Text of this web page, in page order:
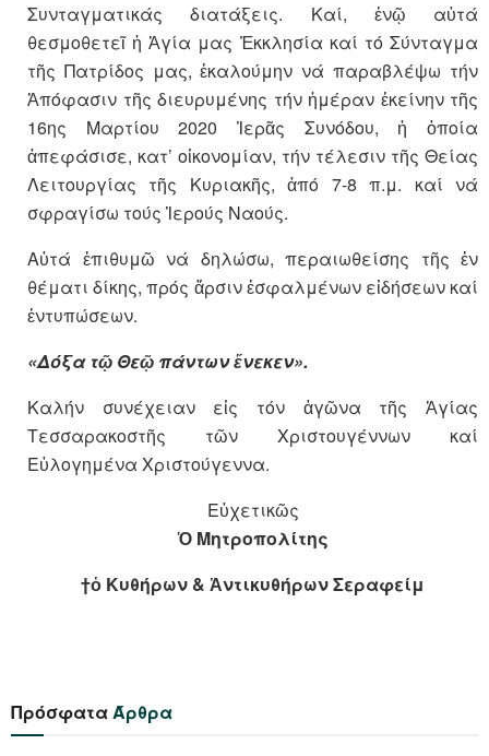
Συνταγματικάς διατάξεις. Καί, ἐνῷ αὐτά
θεσμοθετεῖ ἡ Ἁγία μας Ἐκκλησία καί τό Σύνταγμα
τῆς Πατρίδος μας, ἐκαλούμην νά παραβλέψω τήν
Ἀπόφασιν τῆς διευρυμένης τήν ἡμέραν ἐκείνην τῆς
16ης Μαρτίου 2020 Ἱερᾶς Συνόδου, ἡ ὁποία
ἀπεφάσισε, κατ’ οἰκονομίαν, τήν τέλεσιν τῆς Θείας
Λειτουργίας τῆς Κυριακῆς, ἀπό 7-8 π.μ. καί νά
σφραγίσω τούς Ἱερούς Ναούς.
Αὐτά ἐπιθυμῶ νά δηλώσω, περαιωθείσης τῆς ἐν
θέματι δίκης, πρός ἄρσιν ἐσφαλμένων εἰδήσεων καί
ἐντυπώσεων.
«Δόξα τῷ Θεῷ πάντων ἕνεκεν».
Καλήν συνέχειαν εἰς τόν ἀγῶνα τῆς Ἁγίας
Τεσσαρακοστῆς τῶν Χριστουγέννων καί
Εὐλογημένα Χριστούγεννα.
Εὐχετικῶς
Ὁ Μητροπολίτης
†ὁ Κυθήρων & Ἀντικυθήρων Σεραφείμ
ΠρόσφαταΆρθρα